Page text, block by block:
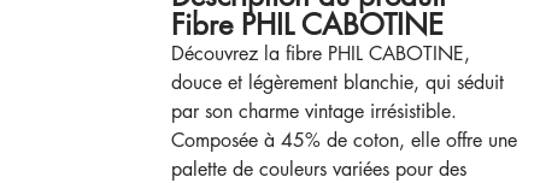
Fibre PHIL CABOTINE
Découvrez la fibre PHIL CABOTINE,
douce et légèrement blanchie, qui séduit
par son charme vintage irrésistible.
Composée à 45% de coton, elle offre une
palette de couleurs variées pour des